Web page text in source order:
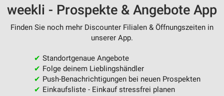
weekli - Prospekte & Angebote App
Finden Sie noch mehr Discounter Filialen & Öffnungszeiten in
unserer App.
✔ Standortgenaue Angebote
✔ Folge deinem Lieblingshändler
✔ Push-Benachrichtigungen bei neuen Prospekten
✔ Einkaufsliste - Einkauf stressfrei planen